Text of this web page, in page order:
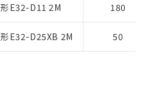
形E32-D11 2M 180
形E32-D25XB 2M 50